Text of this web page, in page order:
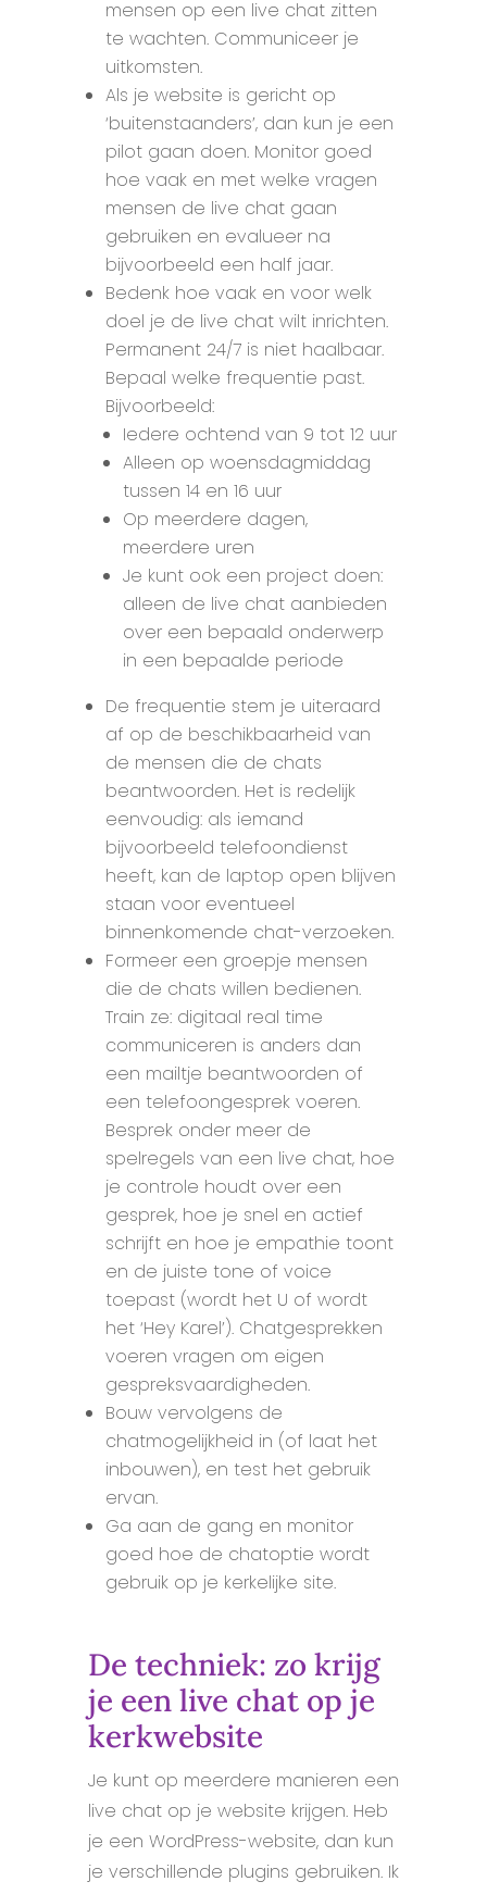
mensen op een live chat zitten
te wachten. Communiceer je
uitkomsten.
Als je website is gericht op
‘buitenstaanders’, dan kun je een
pilot gaan doen. Monitor goed
hoe vaak en met welke vragen
mensen de live chat gaan
gebruiken en evalueer na
bijvoorbeeld een half jaar.
Bedenk hoe vaak en voor welk
doel je de live chat wilt inrichten.
Permanent 24/7 is niet haalbaar.
Bepaal welke frequentie past.
Bijvoorbeeld:
Iedere ochtend van 9 tot 12 uur
Alleen op woensdagmiddag
tussen 14 en 16 uur
Op meerdere dagen,
meerdere uren
Je kunt ook een project doen:
alleen de live chat aanbieden
over een bepaald onderwerp
in een bepaalde periode
De frequentie stem je uiteraard
af op de beschikbaarheid van
de mensen die de chats
beantwoorden. Het is redelijk
eenvoudig: als iemand
bijvoorbeeld telefoondienst
heeft, kan de laptop open blijven
staan voor eventueel
binnenkomende chat-verzoeken.
Formeer een groepje mensen
die de chats willen bedienen.
Train ze: digitaal real time
communiceren is anders dan
een mailtje beantwoorden of
een telefoongesprek voeren.
Besprek onder meer de
spelregels van een live chat, hoe
je controle houdt over een
gesprek, hoe je snel en actief
schrijft en hoe je empathie toont
en de juiste tone of voice
toepast (wordt het U of wordt
het ‘Hey Karel’). Chatgesprekken
voeren vragen om eigen
gespreksvaardigheden.
Bouw vervolgens de
chatmogelijkheid in (of laat het
inbouwen), en test het gebruik
ervan.
Ga aan de gang en monitor
goed hoe de chatoptie wordt
gebruik op je kerkelijke site.
De techniek: zo krijg
je een live chat op je
kerkwebsite
Je kunt op meerdere manieren een
live chat op je website krijgen. Heb
je een WordPress-website, dan kun
je verschillende plugins gebruiken. Ik